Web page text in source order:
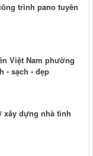
trình pano tuyên
Việt Nam phường
- sạch - đẹp
xây dựng nhà tình